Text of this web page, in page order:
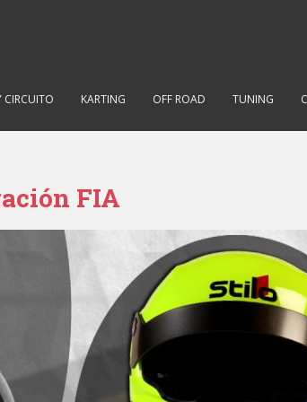
CIRCUITO KARTING OFF ROAD TUNING
FIA